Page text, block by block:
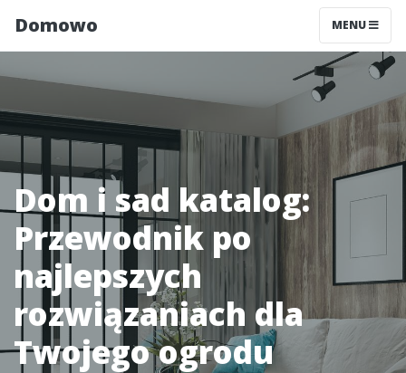
Domowo MENU
Dom i sad katalog:
Przewodnik po
najlepszych
rozwiązaniach dla
Twojego ogrodu